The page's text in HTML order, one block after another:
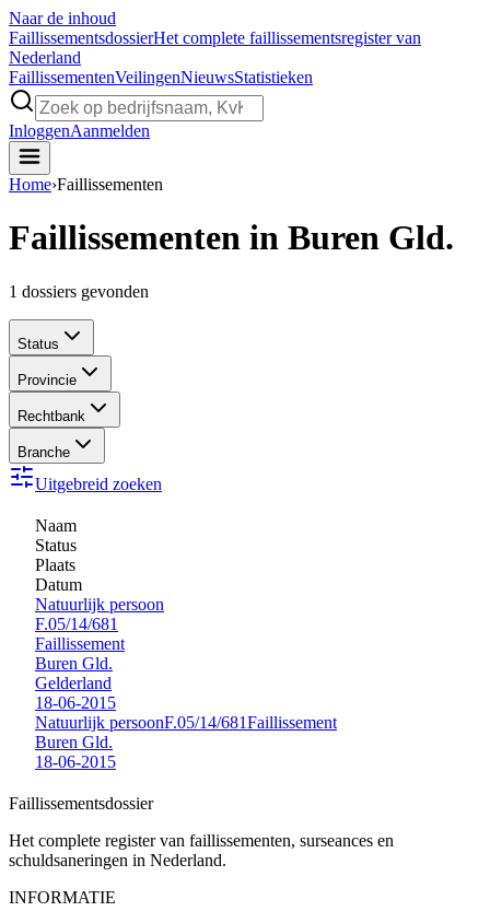
Naar de inhoud
FaillissementsdossierHet complete faillissementsregister van
Nederland
FaillissementenVeilingenNieuwsStatistieken
InloggenAanmelden
Home›Faillissementen
Faillissementen in Buren Gld.
1 dossiers gevonden
Status
Provincie
Rechtbank
Branche
Uitgebreid zoeken
Naam
Status
Plaats
Datum
Natuurlijk persoon
F.05/14/681
Faillissement
Buren Gld.
Gelderland
18-06-2015
Natuurlijk persoonF.05/14/681Faillissement
Buren Gld.
18-06-2015
Faillissementsdossier
Het complete register van faillissementen, surseances en
schuldsaneringen in Nederland.
INFORMATIE